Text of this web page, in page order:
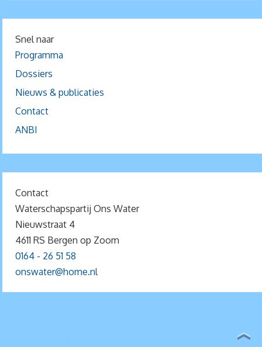
Snel naar
Programma
Dossiers
Nieuws & publicaties
Contact
ANBI
Contact
Waterschapspartij Ons Water
Nieuwstraat 4
4611 RS Bergen op Zoom
0164 - 26 51 58
onswater@home.nl